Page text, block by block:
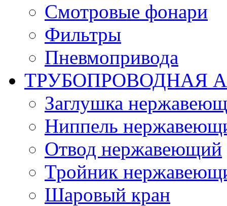
Смотровые фонари
Фильтры
Пневмопривода
ТРУБОПРОВОДНАЯ
Заглушка
Ниппель
Отвод нержавеющий
Тройник
Шаровый кран